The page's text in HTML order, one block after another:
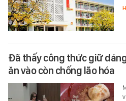
Đã thấy công thức giữ
ăn vào còn chống lão hóa